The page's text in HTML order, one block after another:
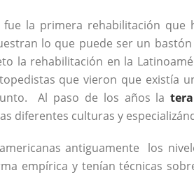
fue la primera rehabilitación que
lo que puede ser un
la rehabilitación en la
que vieron que existía
Al paso de los años la
diferentes culturas y
antiguamente los
empírica y tenían técnicas